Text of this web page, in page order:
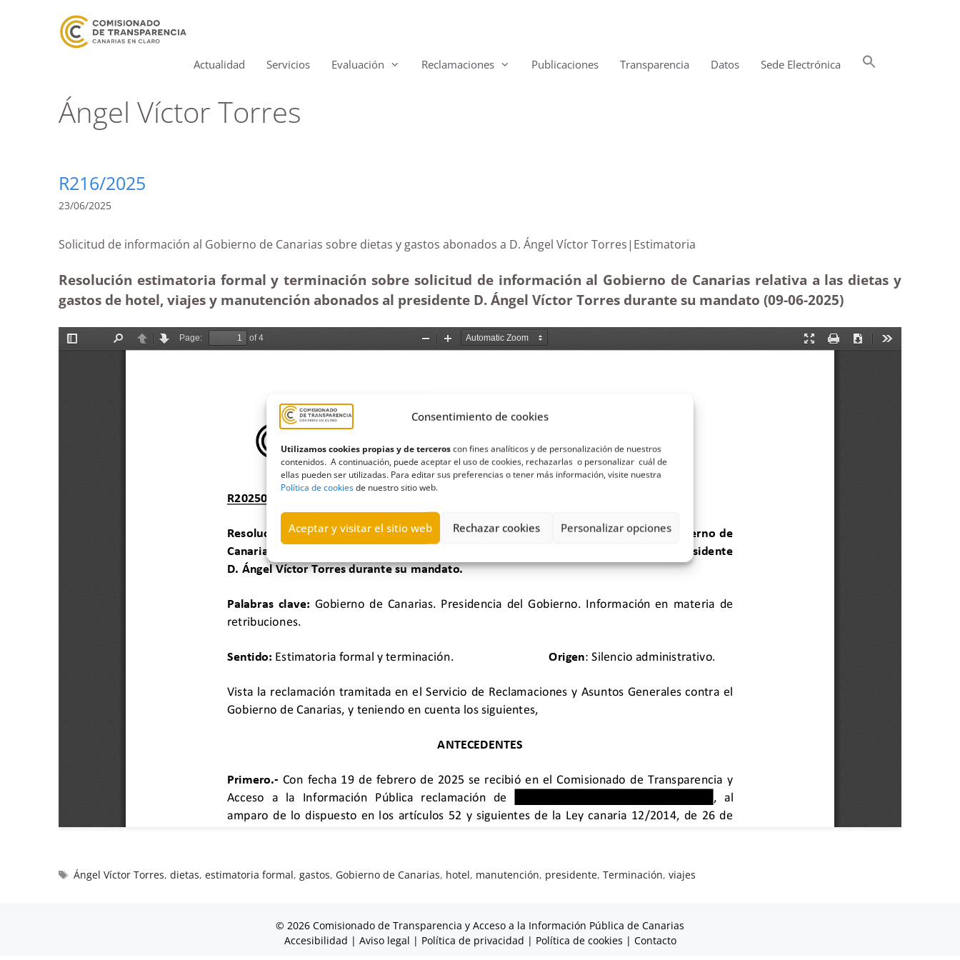
Consentimiento de cookies
Utilizamos cookies propias y de terceroscon fines analíticos y de personalización de nuestros
contenidos. A continuación, puede aceptar el uso de cookies, rechazarlas o personalizar cuál de
ellas pueden ser utilizadas. Para editar sus preferencias o tener más información, visite nuestra
Política de cookiesde nuestro sitio web.
Aceptar y visitar el sitio web Rechazar cookies Personalizar opciones
Actualidad Servicios Evaluación Reclamaciones Publicaciones Transparencia Datos Sede Electrónica
Ángel Víctor Torres
R216/2025
23/06/2025
Solicitud de información al Gobierno de Canarias sobre dietas y gastos abonados a D. Ángel Víctor Torres|Estimatoria
Resolución estimatoria formal y terminación sobre solicitud de información al Gobierno de Canarias relativa a las dietas y
gastos de hotel, viajes y manutención abonados al presidente D. Ángel Víctor Torres durante su mandato (09-06-2025)
Ángel Víctor Torres,dietas,estimatoria formal,gastos, Gobierno de Canarias, hotel, manutención, presidente,Terminación,viajes
© 2026 Comisionado de Transparencia y Acceso a la Información Pública de Canarias
Accesibilidad | Aviso legal | Política de privacidad | Política de cookies | Contacto